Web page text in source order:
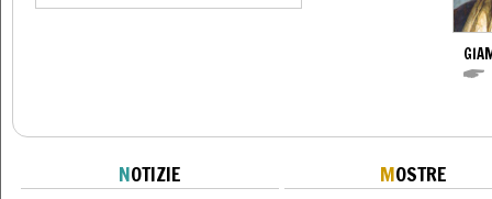
NOTIZIE MOSTRE